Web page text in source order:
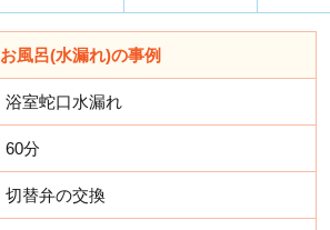
お風呂(水漏れ)の事例
浴室蛇口水漏れ
60分
切替弁の交換